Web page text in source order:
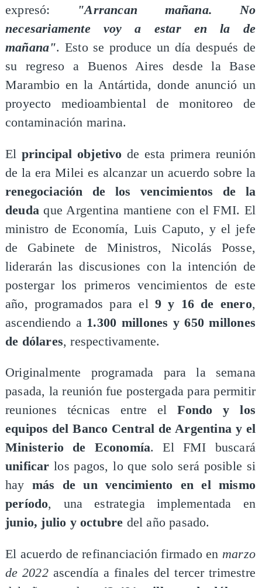
expresó:
"Arrancan mañana. No
necesariamente voy a estar en la de
mañana". Esto se produce un día después de
su regreso a Buenos Aires desde la Base
Marambio en la Antártida, donde anunció un
proyecto medioambiental de monitoreo de
contaminación marina.
​El principal objetivo de esta primera reunión
de la era Milei es alcanzar un acuerdo sobre la
renegociación de los vencimientos de la
deudaque Argentina mantiene con el FMI. El
ministro de Economía, Luis Caputo, y el jefe
de Gabinete de Ministros, Nicolás Posse,
liderarán las discusiones con la intención de
postergar los primeros vencimientos de este
año, programados para el9 y 16 de enero,
ascendiendo a 1.300 millones y 650 millones
de dólares, respectivamente.
​Originalmente programada para la semana
pasada, la reunión fue postergada para permitir
reuniones técnicas entre elFondo y los
equipos del Banco Central de Argentina y el
Ministerio de Economía. El FMI buscará
unificar los pagos, lo que solo será posible si
hay más de un vencimiento en el mismo
período, una estrategia implementada en
junio, julio y octubre del año pasado.
​El acuerdo de refinanciación firmado enmarzo
de 2022ascendía a finales del tercer trimestre